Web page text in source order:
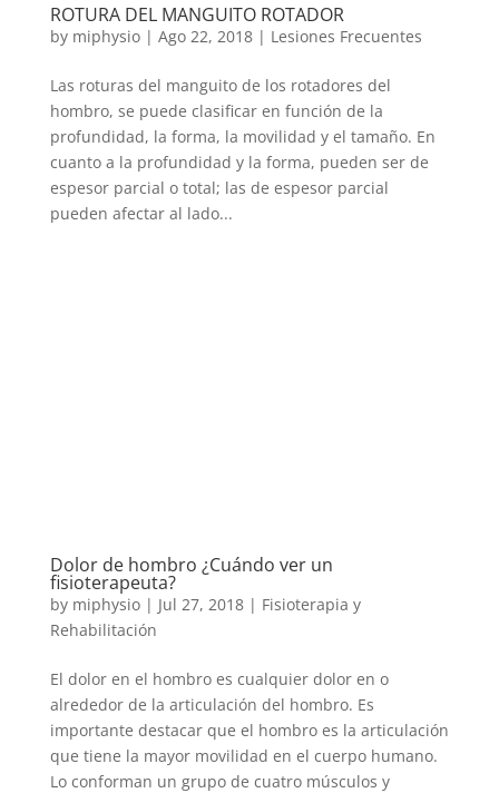
ROTURA DEL MANGUITO ROTADOR
by miphysio| Ago 22, 2018| Lesiones Frecuentes
Las roturas del manguito de los rotadores del
hombro, se puede clasificar en función de la
profundidad, la forma, la movilidad y el tamaño. En
cuanto a la profundidad y la forma, pueden ser de
espesor parcial o total; las de espesor parcial
pueden afectar al lado...
Dolor de hombro ¿Cuándo ver un
fisioterapeuta?
by miphysio| Jul 27, 2018| Fisioterapia y
Rehabilitación
El dolor en el hombro es cualquier dolor en o
alrededor de la articulación del hombro. Es
importante destacar que el hombro es la articulación
que tiene la mayor movilidad en el cuerpo humano.
Lo conforman un grupo de cuatro músculos y